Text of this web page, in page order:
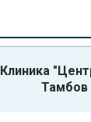
Клиника
Тамбов